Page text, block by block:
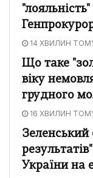
14 ХВИЛИН
Що таке
віку
грудного
16 ХВИЛИН
Зеленський
України на